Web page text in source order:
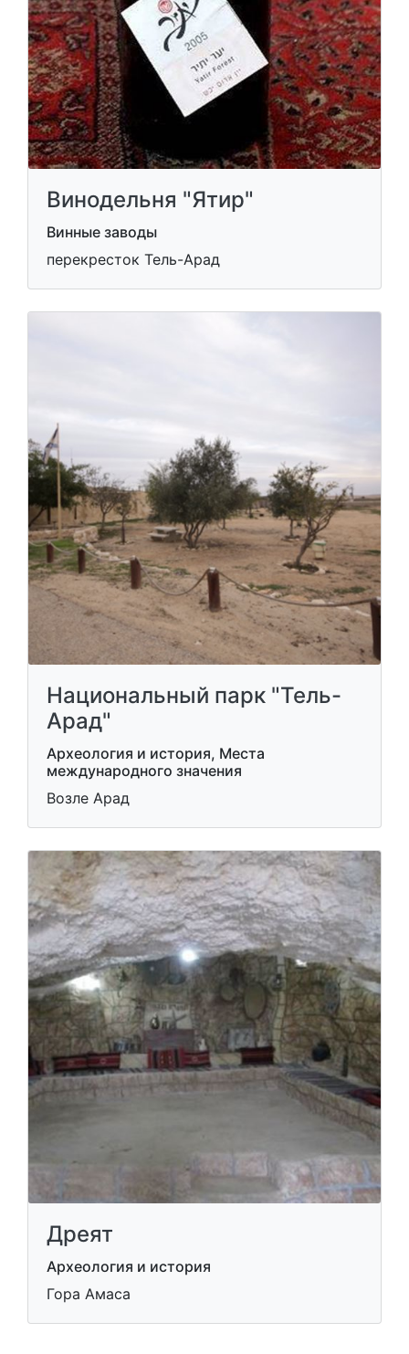
Винодельня "Ятир"
Винные заводы
перекресток Тель-Арад
Национальный парк "Тель-
Арад"
Археология и история, Места
международного значения
Возле Арад
Дреят
Археология и история
Гора Амаса